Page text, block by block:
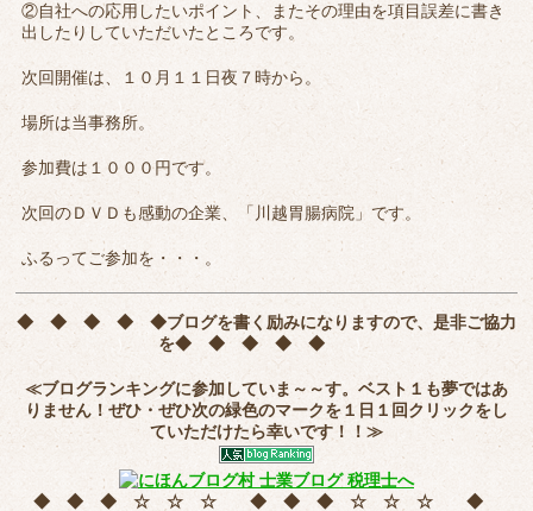
②自社への応用したいポイント、またその理由を項目誤差に書き
出したりしていただいたところです。
次回開催は、１０月１１日夜７時から。
場所は当事務所。
参加費は１０００円です。
次回のＤＶＤも感動の企業、「川越胃腸病院」です。
ふるってご参加を・・・。
◆ ◆ ◆ ◆ ◆ブログを書く励みになりますので、是非ご協力
を◆ ◆ ◆ ◆ ◆
≪ブログランキングに参加していま～～す。ベスト１も夢ではあ
りません！ぜひ・ぜひ次の緑色のマークを１日１回クリックをし
ていただけたら幸いです！！≫
◆ ◆ ◆ ☆ ☆ ☆ ◆ ◆ ◆ ☆ ☆ ☆ ◆